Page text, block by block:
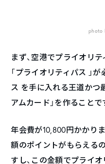
photo
まず、空港でプライオリ
「プライオリティパス 」
ス を手に入れる王道かつ
アムカード」を作ることで
年会費が10,800円かかり
額のポイントがもらえる
すし、この金額でプライ